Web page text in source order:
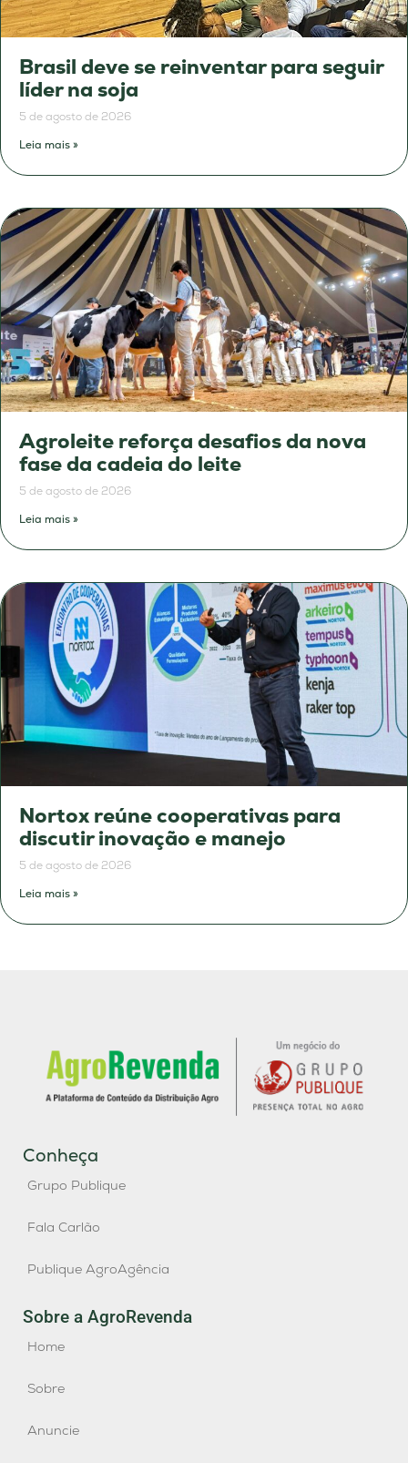
Brasil deve se reinventar para seguir
líder na soja
5 de agosto de 2026
Leia mais »
Agroleite reforça desafios da nova
fase da cadeia do leite
5 de agosto de 2026
Leia mais »
Nortox reúne cooperativas para
discutir inovação e manejo
5 de agosto de 2026
Leia mais »
Conheça
Grupo Publique
Fala Carlão
Publique AgroAgência
Sobre a AgroRevenda
Home
Sobre
Anuncie